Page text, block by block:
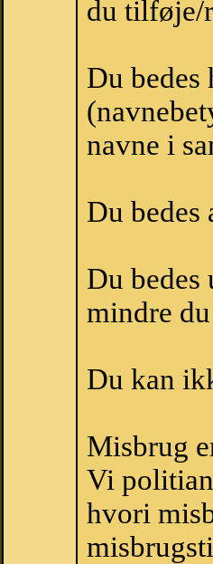
du tilføje/
Du
navne i
Du
Du bedes
mindre
Du kan
Misbrug
Vi
hvori